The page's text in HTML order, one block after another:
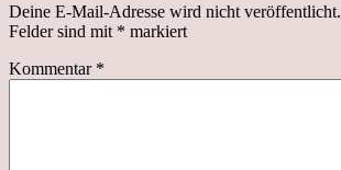
Deine E-Mail-Adresse wird nicht veröffentlicht.
Felder sind mit * markiert
Kommentar *